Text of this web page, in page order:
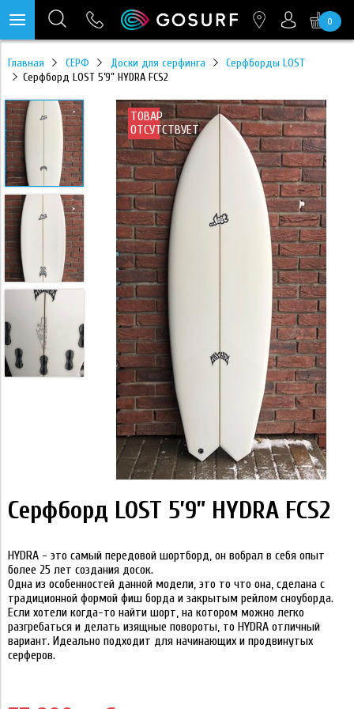
0
Главная СЕРФ Доски для серфинга
Серфборды LOST
Серфборд LOST 5’9” HYDRA FCS2
ТОВАР
ОТСУТСТВУЕТ
Серфборд LOST 5’9” HYDRA FCS2
HYDRA - это самый передовой шортборд, он вобрал в себя опыт
более 25 лет создания досок.
Одна из особенностей данной модели, это то что она, сделана с
традиционной формой фиш борда и закрытым рейлом сноуборда.
Если хотели когда-то найти шорт, на котором можно легко
разгребаться и делать изящные повороты, то HYDRA отличный
вариант. Идеально подходит для начинающих и продвинутых
серферов.
https://mc.yandex.ru/pixel/28467905289433451?rnd=%aw_random%